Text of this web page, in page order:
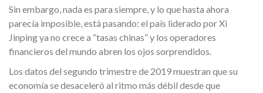
Sin embargo, nada es para siempre, y lo que hasta ahora
parecía imposible, está pasando: el país liderado por Xi
Jinping ya no crece a “tasas chinas” y los operadores
financieros del mundo abren los ojos sorprendidos.
Los datos del segundo trimestre de 2019 muestran que su
economía se desaceleró al ritmo más débil desde que